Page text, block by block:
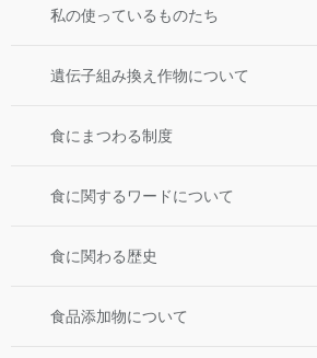
私の使っているものたち
遺伝子組み換え作物について
食にまつわる制度
食に関するワードについて
食に関わる歴史
食品添加物について